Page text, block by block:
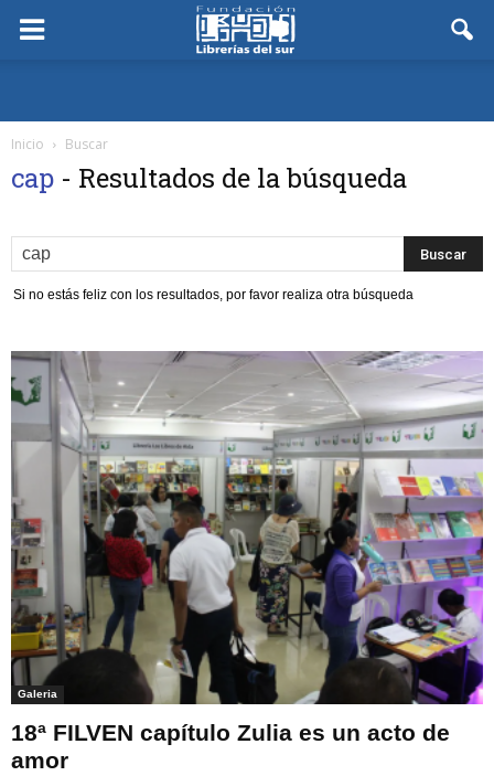
Inicio Buscar
cap - Resultados de la búsqueda
Si no estás feliz con los resultados, por favor realiza otra búsqueda
Galeria
18ª FILVEN capítulo Zulia es un acto de
amor